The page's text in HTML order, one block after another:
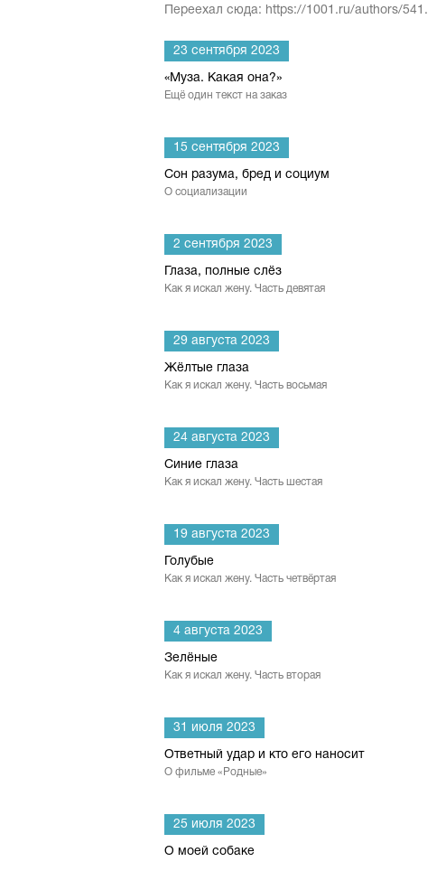
Переехал сюда: https://1001.ru/authors/541.
23 сентября 2023
«Муза. Какая она?»
Ещё один текст на заказ
15 сентября 2023
Сон разума, бред и социум
О социализации
2 сентября 2023
Глаза, полные слёз
Как я искал жену. Часть девятая
29 августа 2023
Жёлтые глаза
Как я искал жену. Часть восьмая
24 августа 2023
Синие глаза
Как я искал жену. Часть шестая
19 августа 2023
Голубые
Как я искал жену. Часть четвёртая
4 августа 2023
Зелёные
Как я искал жену. Часть вторая
31 июля 2023
Ответный удар и кто его наносит
О фильме «Родные»
25 июля 2023
О моей собаке